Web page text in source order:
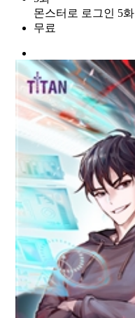
몬스터로 로그인 5화
무료